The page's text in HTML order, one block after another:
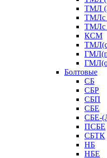
ТМЛ
ТМЛс
ТМЛс
КСМ
Болтовые
СБ
СБР
СБП
СБЕ
СБЕ-
ПСБЕ
СБТК
НБ
НБЕ